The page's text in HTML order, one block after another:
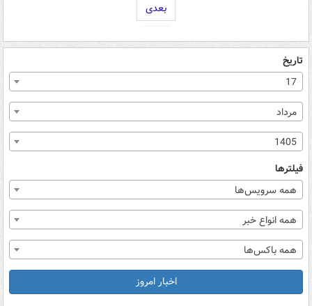
بعدی
تاریخ
17
مرداد
1405
فیلترها
همه سرویس‌ها
همه انواع خبر
همه باکس‌ها
اخبار امروز